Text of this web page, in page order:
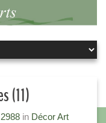
(11)
in Décor Art